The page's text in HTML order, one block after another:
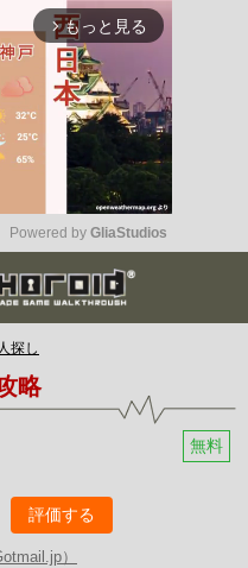
arrow_forward_ios もっと見る
Mute
Powered by GliaStudios
探し
略
無料
評価する
）